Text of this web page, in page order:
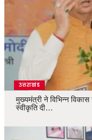
उत्तराखंड
मुख्यमंत्री ने विभिन्न
स्वीकृति दी…